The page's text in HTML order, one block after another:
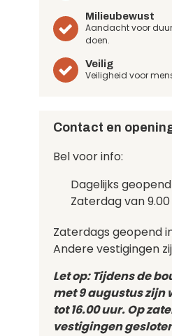
Milieubewust
Aandacht voor
doen.
Veilig
Veiligheid voor
Contact en
Bel voor info:
Dagelijks
Zaterdag van 9.00
Zaterdags geopend
Andere vestigingen
Let op: Tijdens de
met 9 augustus zijn
tot 16.00 uur. Op
vestigingen